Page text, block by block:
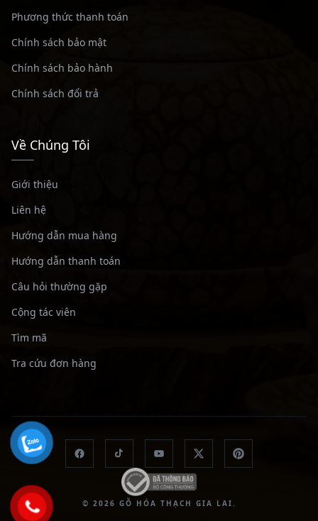
Phương thức thanh toán
Chính sách bảo mật
Chính sách bảo hành
Chính sách đổi trả
Về Chúng Tôi
Giới thiệu
Liên hệ
Hướng dẫn mua hàng
Hướng dẫn thanh toán
Câu hỏi thường gặp
Cộng tác viên
Tìm mã
Tra cứu đơn hàng
© 2026 GỖ HÓA THẠCH GIA LAI.